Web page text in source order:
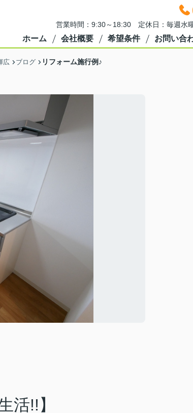
営業時間：9:30～18:30 定休日：毎週水
ホーム 会社概要 希望条件 お問い合
広 ブログ リフォーム施行例♪
活!!】